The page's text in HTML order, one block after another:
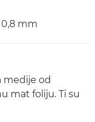
mm
medije od
mat foliju. Ti su